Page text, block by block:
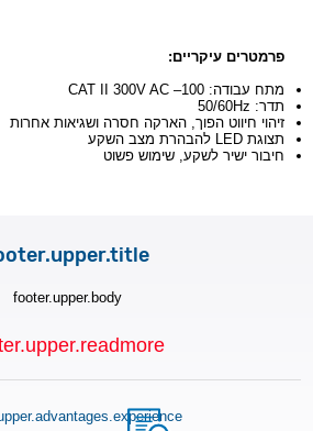
פרמטרים עיקריים:
מתח עבודה: 100– CAT II 300V AC
תדר: 50/60Hz
זיהוי חיווט הפוך, הארקה חסרה ושגיאות אחרות
תצוגת LED להבהרת מצב השקע
חיבור ישיר לשקע, שימוש פשוט
footer.upper.body